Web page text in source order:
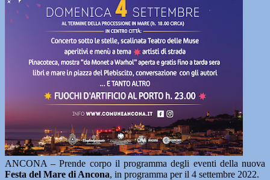
ANCONA – Prende corpo il programma degli eventi della nuova
Festa del Mare di Ancona, in programma per il 4 settembre 2022.